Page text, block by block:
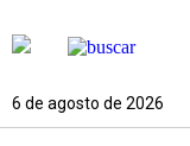
6 de agosto de 2026